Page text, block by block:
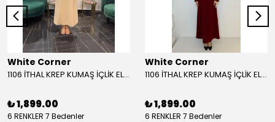
White Corner
1106 İTHAL KREP KUMAŞ İÇLİK ELBİSE - BEJ
₺ 1,899.00
6 RENKLER 7 Bedenler
White Corner
1106 İTHAL KREP KUMAŞ İÇLİK ELBİSE - BORDO
₺ 1,899.00
6 RENKLER 7 Bedenler